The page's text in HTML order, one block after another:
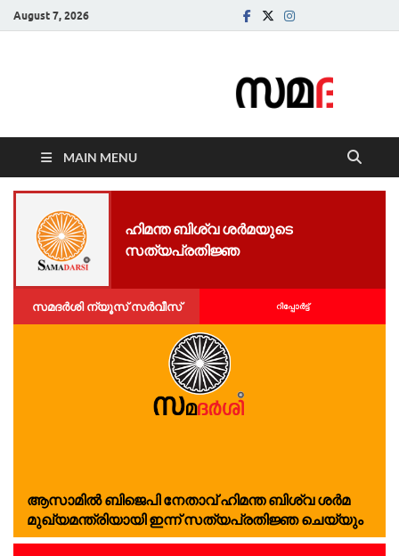
August 7, 2026
MAIN MENU
ഹി​മ​ന്ത ബി​ശ്വ ശ​ർ​മയുടെ ​
സത്യപ്രതിജ്ഞ
സമദർശി ന്യൂസ് സർവീസ് റിപ്പോര്‍ട്ട്
ആ​സാ​മി​ൽ ബിജെപി നേതാവ് ഹി​മ​ന്ത ബി​ശ്വ ശ​ർ​മ​
മുഖ്യമന്ത്രിയായി ഇന്ന് സത്യപ്രതിജ്ഞ ചെയ്യും